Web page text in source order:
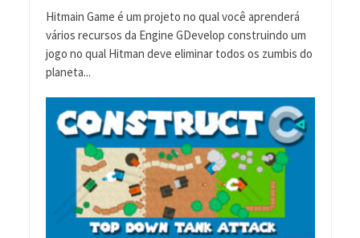
Hitmain Game é um projeto no qual você aprenderá
vários recursos da Engine GDevelop construindo um
jogo no qual Hitman deve eliminar todos os zumbis do
planeta...